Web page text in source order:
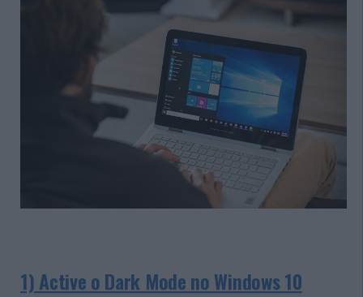
1) Active o Dark Mode no Windows 10